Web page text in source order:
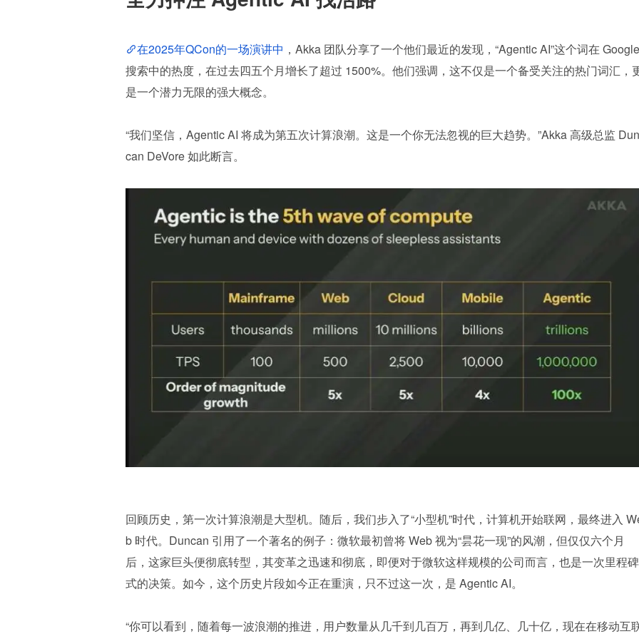
在2025年QCon的一场演讲中 ，Akka 团队分享了一个他们最近的发现，“Agentic AI”这个词在 Google
搜索中的热度，在过去四五个月增长了超过 1500%。他们强调，这不仅是一个备受关注的热门词汇，
是一个潜力无限的强大概念。
“我们坚信，Agentic AI 将成为第五次计算浪潮。这是一个你无法忽视的巨大趋势。”Akka 高级总监 Dun
can DeVore 如此断言。
回顾历史，第一次计算浪潮是大型机。随后，我们步入了“小型机”时代，计算机开始联网，最终进入
b 时代。Duncan 引用了一个著名的例子：微软最初曾将 Web 视为“昙花一现”的风潮，但仅仅六个月
后，这家巨头便彻底转型，其变革之迅速和彻底，即便对于微软这样规模的公司而言，也是一次里程碑
式的决策。如今，这个历史片段如今正在重演，只不过这一次，是 Agentic AI。
“你可以看到，随着每一波浪潮的推进，用户数量从几千到几百万，再到几亿、几十亿，现在在移动互